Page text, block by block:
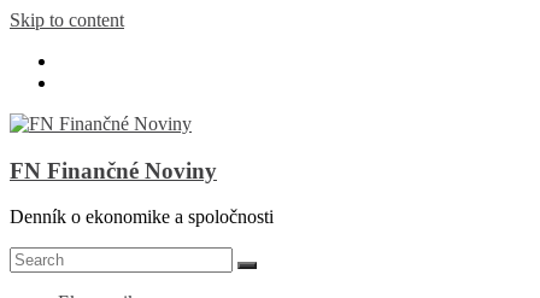
Skip to content
FN Finančné Noviny
Denník o ekonomike a spoločnosti